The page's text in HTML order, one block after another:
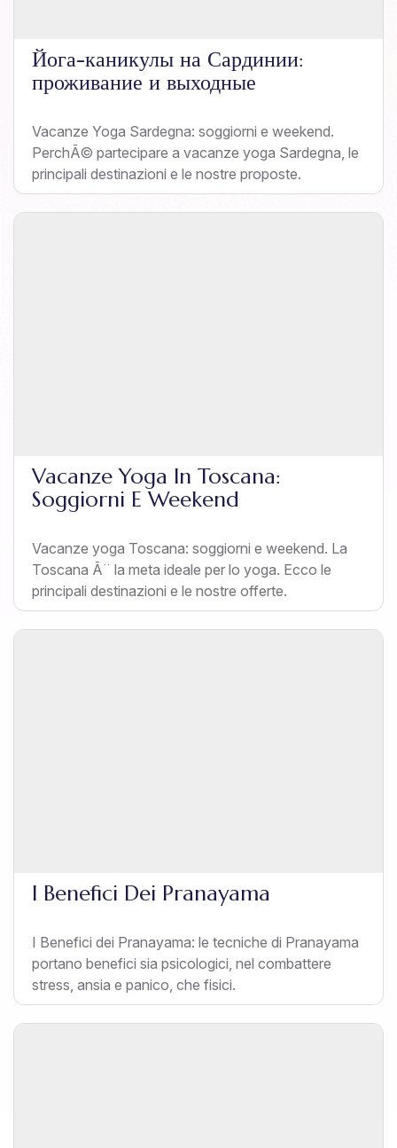
Йога-каникулы на Сардинии:
проживание и выходные
Vacanze Yoga Sardegna: soggiorni e weekend.
PerchÃ© partecipare a vacanze yoga Sardegna, le
principali destinazioni e le nostre proposte.
Vacanze Yoga In Toscana:
Soggiorni E Weekend
Vacanze yoga Toscana: soggiorni e weekend. La
Toscana Ã¨ la meta ideale per lo yoga. Ecco le
principali destinazioni e le nostre offerte.
I Benefici Dei Pranayama
I Benefici dei Pranayama: le tecniche di Pranayama
portano benefici sia psicologici, nel combattere
stress, ansia e panico, che fisici.